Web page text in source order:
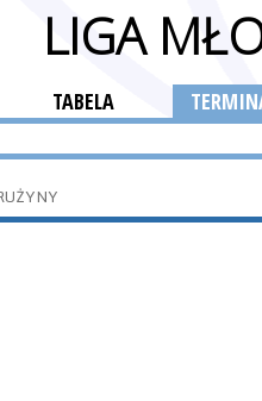
LIGA
TABELA